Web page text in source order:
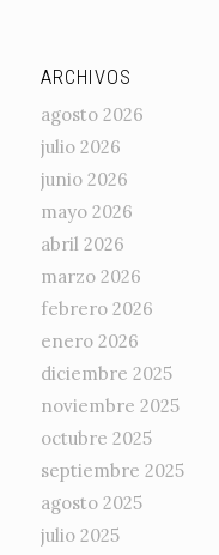
ARCHIVOS
agosto 2026
julio 2026
junio 2026
mayo 2026
abril 2026
marzo 2026
febrero 2026
enero 2026
diciembre 2025
noviembre 2025
octubre 2025
septiembre 2025
agosto 2025
julio 2025